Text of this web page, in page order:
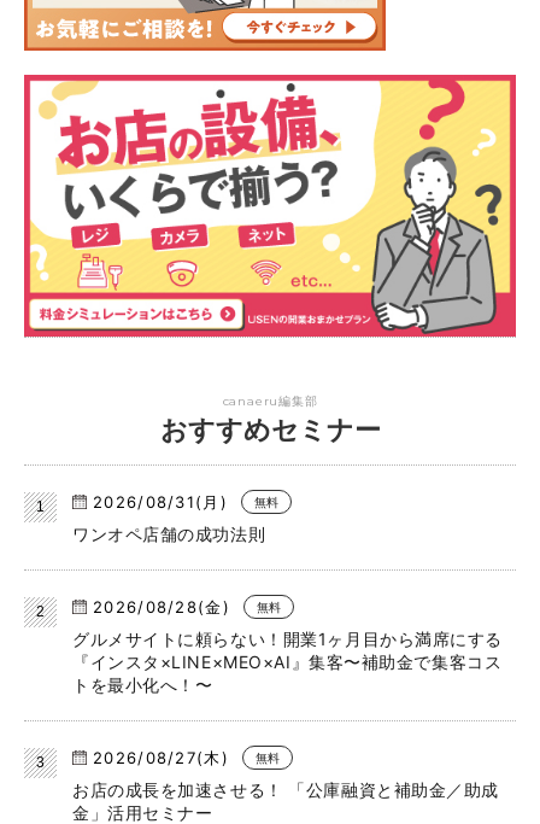
canaeru編集部
おすすめセミナー
2026/08/31(月) 無料
ワンオペ店舗の成功法則
2026/08/28(金) 無料
グルメサイトに頼らない！開業1ヶ月目から満席にする
『インスタ×LINE×MEO×AI』集客〜補助金で集客コス
トを最小化へ！〜
2026/08/27(木) 無料
お店の成長を加速させる！ 「公庫融資と補助金／助成
金」活用セミナー